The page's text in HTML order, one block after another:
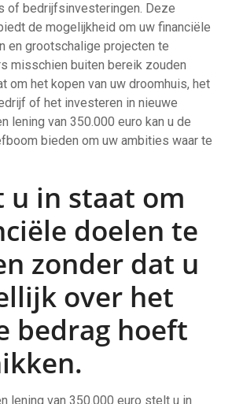
of bedrijfsinvesteringen. Deze
de mogelijkheid om uw financiële
en grootschalige projecten te
misschien buiten bereik zouden
om het kopen van uw droomhuis, het
of het investeren in nieuwe
lening van 350.000 euro kan u de
bieden om uw ambities waar te
u in staat om
doelen te
zonder dat u
over het
bedrag hoeft
lening van 350.000 euro stelt u in